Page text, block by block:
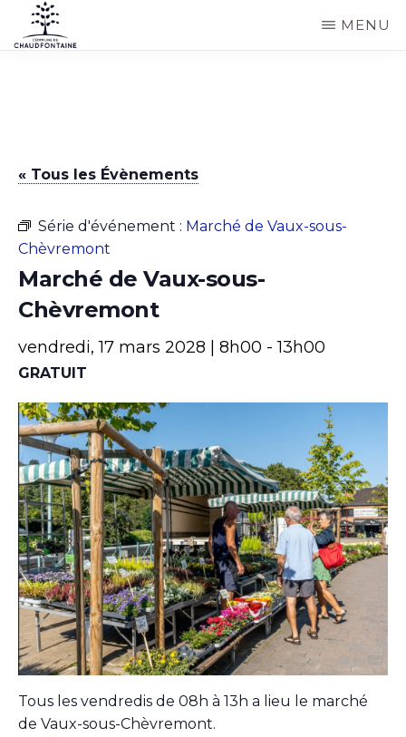
Passer
au
commune
Chaudfontaine
MENU
« Tous les Évènements
Série d'événement : Marché de Vaux-sous-
Chèvremont
Marché de Vaux-sous-
Chèvremont
vendredi, 17 mars 2028 | 8h00 -13h00
GRATUIT
Tous les vendredis de 08h à 13h a lieu le marché
de Vaux-sous-Chèvremont.